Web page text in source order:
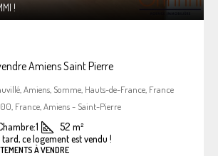
!
Amiens Saint Pierre
Amiens, Somme, Hauts-de-France, France
France, Amiens - Saint-Pierre
1 52 m²
ce logement est vendu !
À VENDRE